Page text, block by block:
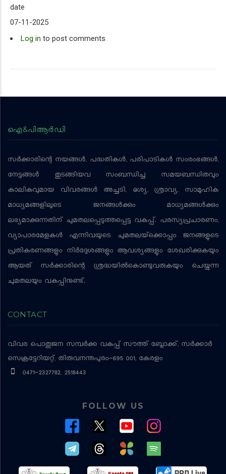
date
07-11-2025
Log in to post comments
ഐ&പിആര്‍ഡി
സര്‍ക്കാരിന്റെ നയങ്ങള്‍, പദ്ധതികള്‍, പരിപാടികള്‍ സംരംഭങ്ങള്‍,
നേട്ടങ്ങള്‍ തുടങ്ങിയവ സംബന്ധിച്ച സമയബന്ധിതവും
കാലികവുമായ വിവരങ്ങള്‍ അച്ചടി, ദൃശ്യ, ശ്രാവ്യ, സാമൂഹിക
മാധ്യമങ്ങളിലൂടെ ജനങ്ങള്‍ക്കും മാധ്യമങ്ങള്‍ക്കും
ലഭ്യമാക്കുന്നതിന് ചുമതലപ്പെടുത്തപ്പെട്ട വകുപ്പ്. പരസ്യപ്രചാരണം,
വ്യാപാരമേളകള്‍ എന്നിവയുടെ ചുമതലയ്‌ക്കൊപ്പം ജനങ്ങളുടെ
പ്രതികരണങ്ങളും നിര്‍ദ്ദേശങ്ങളും ആവശ്യങ്ങളും ശേഖരിക്കുകയും
ആയത് സര്‍ക്കാരിന്റെ ശ്രദ്ധയില്‍കൊണ്ടുവരുകയും ചെയ്യുന്ന
ചുമതലയും വകുപ്പിനുണ്ട്.
CONTACT
വിവര പൊതുജന സമ്പര്‍ക്ക വകുപ്പ് സൗത്ത് ബ്ലോക്ക്, സര്‍ക്കാര്‍
സെക്രട്ടേറിയറ്റ്, തിരുവനന്തപുരം-695 001, കേരളം
0471-2327782, 2518443
FOLLOW US